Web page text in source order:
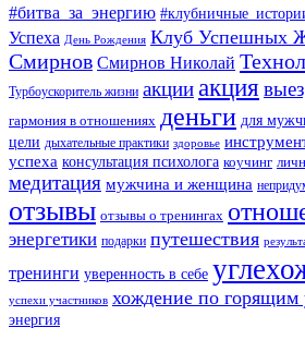
#битва_за_энергию
Успеха День Рождения Клуб Успешных
Смирнов Смирнов Николай
Турбоускоритель жизни акцииакция
гармония в отношениях деньги для
цели дыхательные практики здоровье
успеха консультация психолога коучинг
медитация мужчина и женщина
отзывы отзывы о тренингах
энергетики подарки путешествия
тренинги уверенность в себе
успехи участников хождение по горящим
энергия